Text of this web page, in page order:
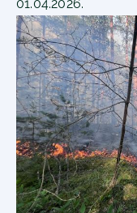
01.04.2026.